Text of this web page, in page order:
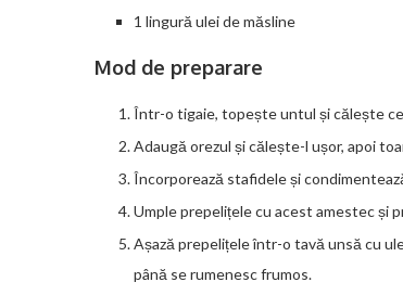
1 lingură ulei de măsline
Mod de preparare
Într-o tigaie, topește untul și călește
Adaugă orezul și călește-l ușor, apoi
Încorporează stafidele și
Umple prepelițele cu acest amestec și
Așază prepelițele într-o tavă unsă cu
până se rumenesc frumos.